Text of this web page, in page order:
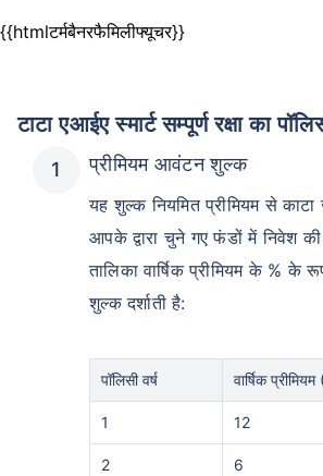
{{htmlटर्मबैनरफैमिलीफ्यूचर}}
टाटा एआईए स्मार्ट सम्पूर्ण रक्षा का
प्रीमियम आवंटन शुल्क
यह शुल्क नियमित प्रीमियम से
आपके द्वारा चुने गए फंडों में निवेश
तालिका वार्षिक प्रीमियम के % के
शुल्क दर्शाती है:
पॉलिसी वर्ष वार्षिक
1 12
2 6